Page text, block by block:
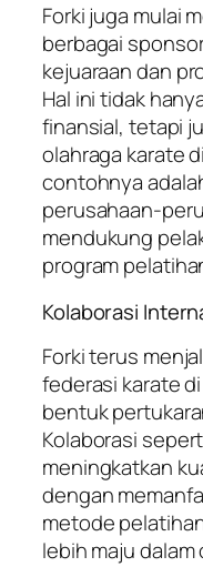
Forki juga mulai
berbagai
kejuaraan dan
Hal ini tidak
finansial, tetapi
olahraga karate
contohnya
perusahaan-
mendukung
program
Kolaborasi
Forki terus
federasi karate
bentuk
Kolaborasi
meningkatkan
dengan
metode
lebih maju